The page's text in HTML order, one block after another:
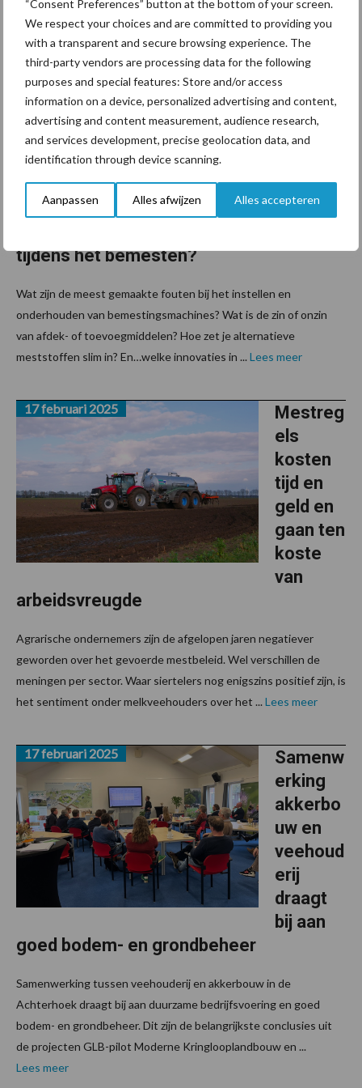
“Consent Preferences” button at the bottom of your screen.
We respect your choices and are committed to providing you
with a transparent and secure browsing experience. The
third-party vendors are processing data for the following
purposes and special features: Store and/or access
information on a device, personalized advertising and content,
advertising and content measurement, audience research,
and services development, precise geolocation data, and
identification through device scanning.
Aanpassen Alles afwijzen Alles accepteren
Hoe houd je de stikstof – het goud voor ...Lees meer
Waar
kunnen
melkvee
houders
loonwer
kers op
tijdens het bemesten?
3 maart 2025
Wat zijn de meest gemaakte fouten bij het instellen en
onderhouden van bemestingsmachines? Wat is de zin of onzin
van afdek- of toevoegmiddelen? Hoe zet je alternatieve
meststoffen slim in? En…welke innovaties in ... Lees meer
Mestreg
els
kosten
tijd en
geld en
gaan ten
koste
van
arbeidsvreugde
17 februari 2025
Agrarische ondernemers zijn de afgelopen jaren negatiever
geworden over het gevoerde mestbeleid. Wel verschillen de
meningen per sector. Waar siertelers nog enigszins positief zijn, is
het sentiment onder melkveehouders over het ... Lees meer
Samenw
erking
akkerbo
uw en
veehoud
erij
draagt
bij aan
goed bodem- en grondbeheer
17 februari 2025
Samenwerking tussen veehouderij en akkerbouw in de
Achterhoek draagt bij aan duurzame bedrijfsvoering en goed
bodem- en grondbeheer. Dit zijn de belangrijkste conclusies uit
de projecten GLB-pilot Moderne Kringlooplandbouw en ...
Lees meer